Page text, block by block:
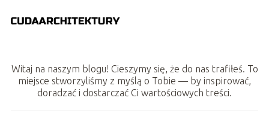
Witaj na naszym blogu! Cieszymy się, że do nas trafiłeś. To
miejsce stworzyliśmy z myślą o Tobie — by inspirować,
doradzać i dostarczać Ci wartościowych treści.